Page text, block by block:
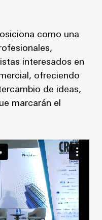
como una
interesados en
ofreciendo
de ideas,
marcarán el